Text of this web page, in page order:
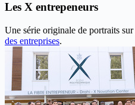
Les X entrepeneurs
Une série originale de portraits sur
des entreprises.